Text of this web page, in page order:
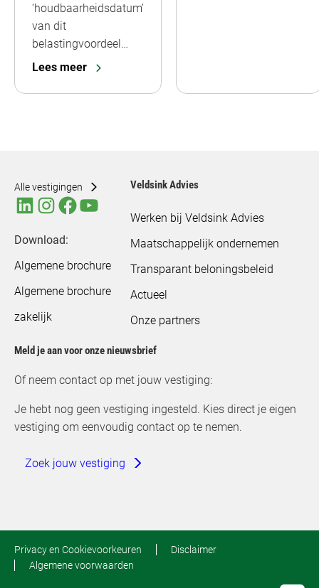
‘houdbaarheidsdatum’
van dit
belastingvoordeel…
Lees meer
Alle vestigingen
Download:
Algemene brochure
Algemene brochure
zakelijk
Veldsink Advies
Werken bij Veldsink Advies
Maatschappelijk ondernemen
Transparant beloningsbeleid
Actueel
Onze partners
Meld je aan voor onze nieuwsbrief
Of neem contact op met jouw vestiging:
Je hebt nog geen vestiging ingesteld. Kies direct je eigen
vestiging om eenvoudig contact op te nemen.
Zoek jouw vestiging
Privacy en Cookievoorkeuren
Disclaimer
Algemene voorwaarden